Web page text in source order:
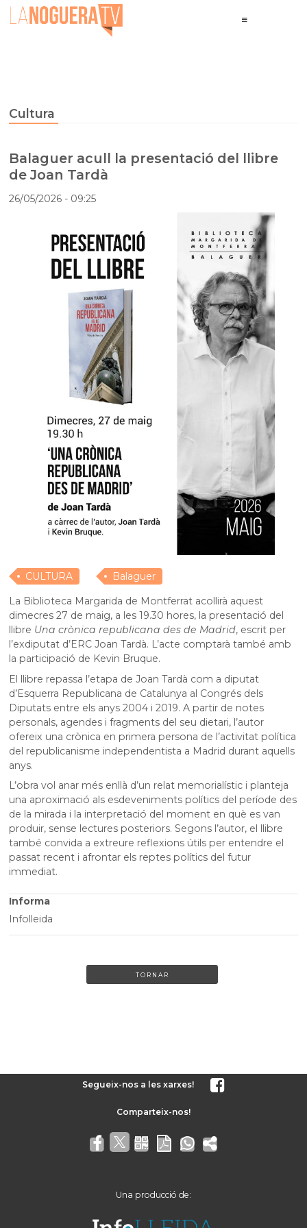
Cultura
Balaguer acull la presentació del llibre
de Joan Tardà
26/05/2026- 09:25
CULTURA
Balaguer
La Biblioteca Margarida de Montferrat acollirà aquest
dimecres 27 de maig, a les 19.30 hores, la presentació del
llibre Una crònica republicana des de Madrid, escrit per
l’exdiputat d’ERC Joan Tardà. L’acte comptarà també amb
la participació de Kevin Bruque.
El llibre repassa l’etapa de Joan Tardà com a diputat
d’Esquerra Republicana de Catalunya al Congrés dels
Diputats entre els anys 2004 i 2019. A partir de notes
personals, agendes i fragments del seu dietari, l’autor
ofereix una crònica en primera persona de l’activitat política
del republicanisme independentista a Madrid durant aquells
anys.
L’obra vol anar més enllà d’un relat memorialístic i planteja
una aproximació als esdeveniments polítics del període des
de la mirada i la interpretació del moment en què es van
produir, sense lectures posteriors. Segons l’autor, el llibre
també convida a extreure reflexions útils per entendre el
passat recent i afrontar els reptes polítics del futur
immediat.
Informa
Infolleida
TORNAR
Segueix-nos a les xarxes!
Una producció de: